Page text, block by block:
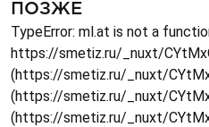
ПОЗЖЕ
TypeError: ml.at is not a
https://smetiz.ru/_nuxt/
(https://smetiz.ru/_nuxt/
(https://smetiz.ru/_nuxt/
(https://smetiz.ru/_nuxt/